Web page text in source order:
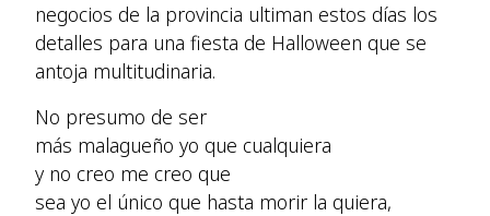
negocios de la provincia ultiman estos días los
detalles para una fiesta de Halloween que se
antoja multitudinaria.
No presumo de ser
más malagueño yo que cualquiera
y no creo me creo que
sea yo el único que hasta morir la quiera,